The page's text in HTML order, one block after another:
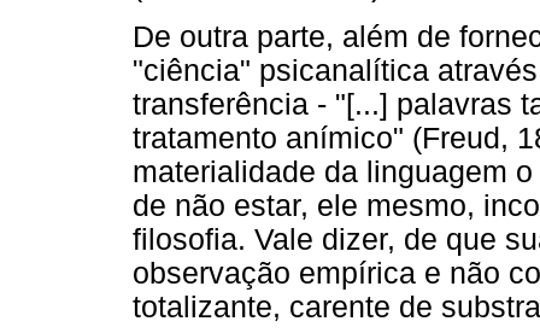
De outra parte, além de
"ciência" psicanalítica
transferência - "[...] palavras
tratamento anímico" (Freud,
materialidade da linguagem
de não estar, ele mesmo,
filosofia. Vale dizer, de que
observação empírica e não
totalizante, carente de